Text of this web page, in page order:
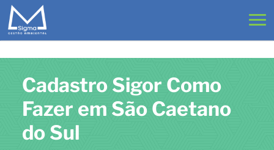
Cadastro Sigor Como
Fazer em São Caetano
do Sul